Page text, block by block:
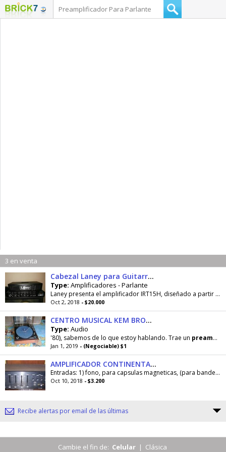
3 en venta
Cabezal Laney para Guitarra Ironheart Ir
Type: Amplificadores - Parlante
Laney presenta el amplificador IRT15H, diseñado a partir de el Laney Ironheart IRT120H pero reduciendo su potencia a 15 watts. Es un amplificador de...
Oct 2, 2018 - $20.000
CENTRO MUSICAL KEM BROWN Para nostalgicos
Type: Audio
'80), sabemos de lo que estoy hablando. Trae un preamplificador
Jan 1, 2019 - (Negociable) $1
AMPLIFICADOR CONTINENTAL, SONY ARGENTINA EN LOS 70s
Entradas: 1) fono, para capsulas magneticas, (para bandeja de vinilos). 2) fono, para capsulas ceramicas, (para bandeja de vinilos). en las 2...
Oct 10, 2018 - $3.200
Recibe alertas por email de las últimas
Cambie el fin de: Celular | Clásica